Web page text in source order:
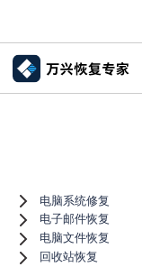
推荐产品
关于万兴
加入我们
文件修复
电脑数据恢复
破损文件修复
文章资讯
电脑数据恢复
服务与支持
电脑系统修复
电子邮件恢复
电脑文件恢复
回收站恢复